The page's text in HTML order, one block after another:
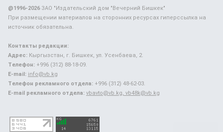
@1996-2026ЗАО "Издательский дом "Вечерний Бишкек"
При размещении материалов на сторонних ресурсах гиперссылка на
источник обязательна.
Контакты редакции:
Адрес: Кыргызстан, г. Бишкек, ул. Усенбаева, 2.
Телефон: +996 (312) 88-18-09.
E-mail: info@vb.kg
Телефон рекламного отдела: +996 (312) 48-62-03.
E-mail рекламного отдела: vbavto@vb.kg, vb48k@vb.kg